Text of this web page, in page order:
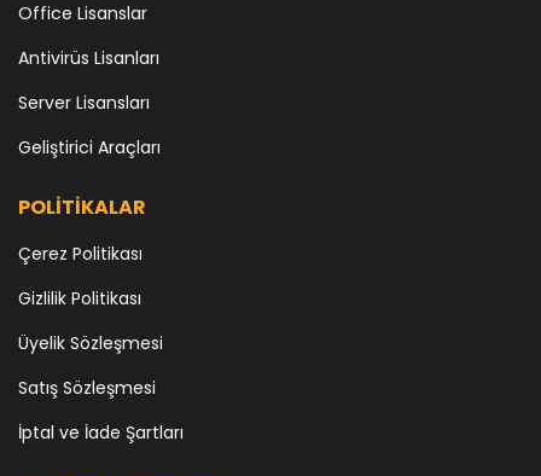
Office Lisanslar
Antivirüs Lisanları
Server Lisansları
Geliştirici Araçları
POLİTİKALAR
Çerez Politikası
Gizlilik Politikası
Üyelik Sözleşmesi
Satış Sözleşmesi
İptal ve İade Şartları